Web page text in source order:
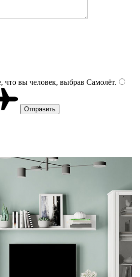
что вы человек, выбрав Самолёт.